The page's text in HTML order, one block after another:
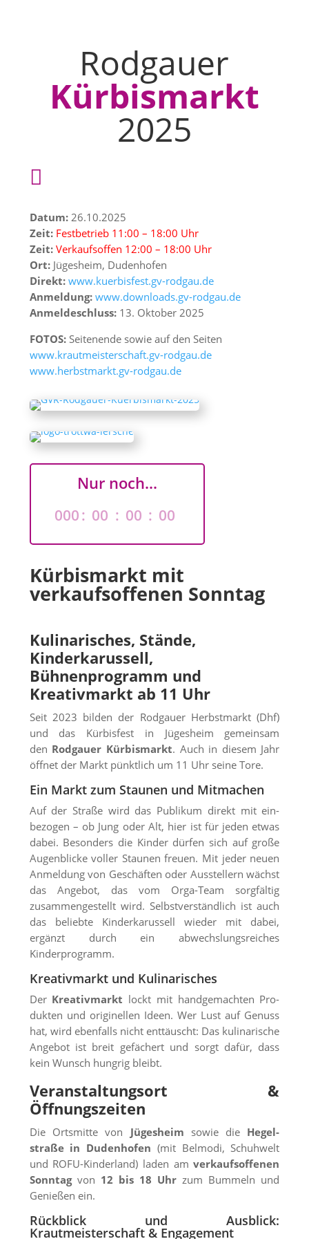
Rodgauer
Kürbismarkt
2025

Datum:26.10.2025
Zeit: Festbetrieb 11:00 – 18:00 Uhr
Zeit: Verkaufsoffen 12:00 – 18:00 Uhr
Ort:Jügesheim, Dudenhofen
Direkt: www.kuerbisfest.gv-rodgau.de
Anmeldung: www.downloads.gv-rodgau.de
Anmeldeschluss:13. Oktober 2025
FOTOS:Seitenende sowie auf den Seiten
www.krautmeisterschaft.gv-rodgau.de
www.herbstmarkt.gv-rodgau.de
Nur noch...
000: 00 : 00 : 00
Kürbismarkt mit
verkaufsoffenen Sonntag
Kulinarisches, Stände,
Kinderkarussell,
Bühnenprogramm und
Kreativmarkt ab 11 Uhr
Seit 2023 bilden der Rodgauer Herbstmarkt (Dhf)
und das Kürbisfest in Jügesheim gemeinsam
den Rodgauer Kürbismarkt. Auch in diesem Jahr
öffnet der Markt pünktlich um 11 Uhr seine Tore.
Ein Markt zum Staunen und Mitmachen
Auf der Straße wird das Publikum direkt mit ein­
bezogen – ob Jung oder Alt, hier ist für jeden etwas
dabei. Besonders die Kinder dürfen sich auf große
Augenblicke voller Staunen freuen. Mit jeder neuen
Anmeldung von Geschäften oder Aus­stellern wächst
das Angebot, das vom Orga-Team sorgfältig
zusammen­gestellt wird. Selbst­verständ­lich ist auch
das beliebte Kinder­karussell wieder mit dabei,
ergänzt durch ein abwechslungs­reiches
Kinderprogramm.
Kreativmarkt und Kulinarisches
Der Kreativmarkt lockt mit handgemachten Pro­
dukten und originellen Ideen. Wer Lust auf Genuss
hat, wird ebenfalls nicht enttäuscht: Das kulina­rische
Angebot ist breit gefächert und sorgt dafür, dass
kein Wunsch hungrig bleibt.
Veranstaltungsort &
Öffnungszeiten
Die Ortsmitte von Jügesheim sowie die Hegel­
straße in Dudenhofen (mit Belmodi, Schuhwelt
und ROFU-Kinderland) laden am verkaufsoffenen
Sonntag von 12 bis 18 Uhr zum Bummeln und
Genießen ein.
Rückblick und Ausblick:
Krautmeisterschaft & Engagement